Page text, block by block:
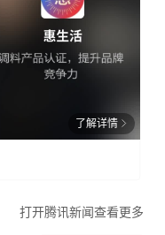
了解详情
打开腾讯新闻查看更多